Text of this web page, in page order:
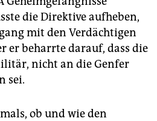
die Direktive aufheben,
mit den Verdächtigen
er beharrte darauf, dass die
nicht an die Genfer
sei.
ob und wie den